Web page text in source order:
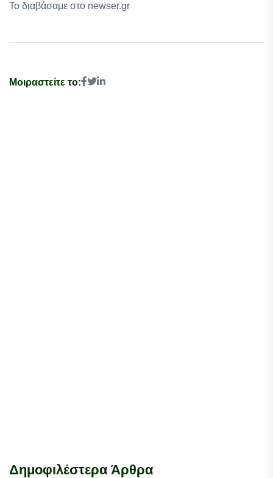
Το διαβάσαμε στο newser.gr
Μοιραστείτε το:
Δημοφιλέστερα Άρθρα